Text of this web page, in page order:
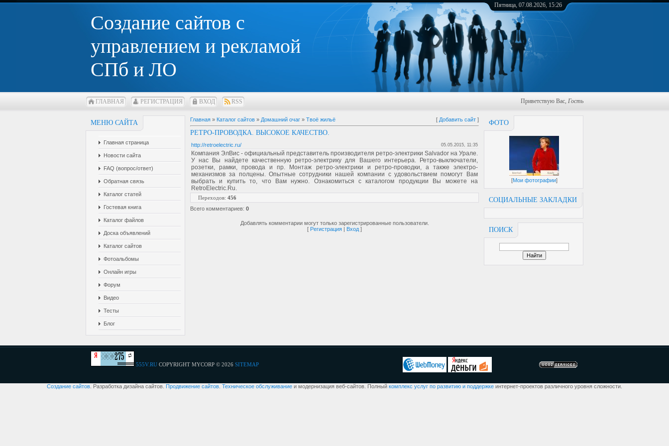
Создание сайтов с
управлением и рекламой
СПб и ЛО
Пятница, 07.08.2026, 15:26
ГЛАВНАЯ РЕГИСТРАЦИЯ ВХОД RSS Приветствую Вас, Гость
МЕНЮ САЙТА
Главная страница
Новости сайта
FAQ (вопрос/ответ)
Обратная связь
Каталог статей
Гостевая книга
Каталог файлов
Доска объявлений
Каталог сайтов
Фотоальбомы
Онлайн игры
Форум
Видео
Тесты
Блог
ФОТО
[Мои фотографии]
СОЦИАЛЬНЫЕ ЗАКЛАДКИ
ПОИСК
Главная » Каталог сайтов » Домашний очаг » Твоё жильё [ Добавить сайт ]
РЕТРО-ПРОВОДКА. ВЫСОКОЕ КАЧЕСТВО.
http://retroelectric.ru/ 05.05.2015, 11:35
Компания ЭлВис - официальный представитель производителя ретро-электрики Salvador на Урале.
У нас Вы найдете качественную ретро-электрику для Вашего интерьера. Ретро-выключатели,
розетки, рамки, провода и пр. Монтаж ретро-электрики и ретро-проводки, а также электро-
механизмов за полцены. Опытные сотрудники нашей компании с удовольствием помогут Вам
выбрать и купить то, что Вам нужно. Ознакомиться с каталогом продукции Вы можете на
RetroElectric.Ru.
Переходов: 456
Всего комментариев: 0
Добавлять комментарии могут только зарегистрированные пользователи.
[ Регистрация | Вход ]
555V.RU COPYRIGHT MYCORP © 2026 SITEMAP
Создание сайтов . Разработка дизайна сайтов. Продвижение сайтов Техническое обслуживание и модернизация веб-сайтов. Полный комплекс услуг по развитию и поддержке интернет-проектов различного уровня сложности.